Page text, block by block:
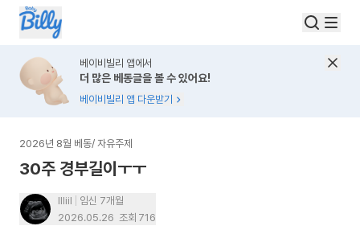
베이비빌리 앱에서
더 많은 베동글을 볼 수 있어요!
베이비빌리 앱 다운받기
2026년 8월 베동/ 자유주제
30주 경부길이ㅜㅜ
llliil
임신 7개월
2026.05.26 조회 716